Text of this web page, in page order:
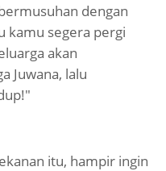
dengan
kamu segera pergi
akan
Juwana, lalu
itu, hampir ingin